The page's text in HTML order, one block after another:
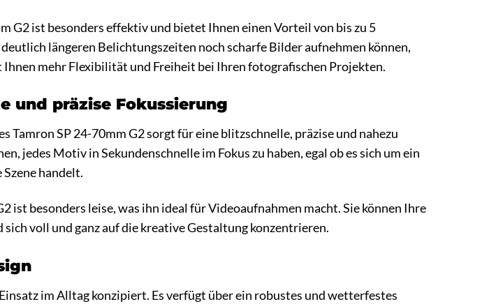
G2 ist besonders effektiv und bietet Ihnen einen Vorteil von bis zu 5
längeren Belichtungszeiten noch scharfe Bilder aufnehmen können,
Ihnen mehr Flexibilität und Freiheit bei Ihren fotografischen Projekten.
und präzise Fokussierung
SP 24-70mm G2 sorgt für eine blitzschnelle, präzise und nahezu
jedes Motiv in Sekundenschnelle im Fokus zu haben, egal ob es sich um ein
handelt.
ist besonders leise, was ihn ideal für Videoaufnahmen macht. Sie können Ihre
voll und ganz auf die kreative Gestaltung konzentrieren.
im Alltag konzipiert. Es verfügt über ein robustes und wetterfestes